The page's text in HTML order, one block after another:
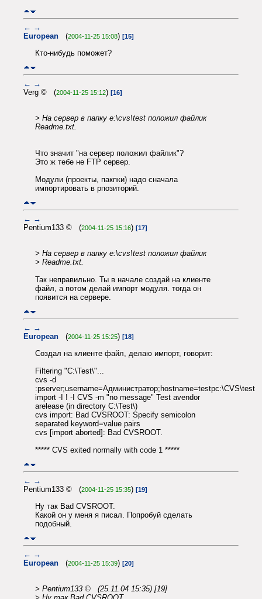
← →
European (2004-11-25 15:08) [15]
Кто-нибудь поможет?
← →
Verg © (2004-11-25 15:12) [16]
> На сервер в папку e:\cvs\test положил файлик
Readme.txt.
Что значит "на сервер положил файлик"?
Это ж тебе не FTP сервер.
Модули (проекты, пакпки) надо сначала
импортировать в рпозиторий.
← →
Pentium133 © (2004-11-25 15:16) [17]
> На сервер в папку e:\cvs\test положил файлик
> Readme.txt.
Так неправильно. Ты в начале создай на клиенте
файл, а потом делай импорт модуля. тогда он
появится на сервере.
← →
European (2004-11-25 15:25) [18]
Создал на клиенте файл, делаю импорт, говорит:
Filtering "C:\Test\"...
cvs -d
:pserver;username=Администратор;hostname=testpc:\CVS\test
import -I ! -I CVS -m "no message" Test avendor
arelease (in directory C:\Test\)
cvs import: Bad CVSROOT: Specify semicolon
separated keyword=value pairs
cvs [import aborted]: Bad CVSROOT.
***** CVS exited normally with code 1 *****
← →
Pentium133 © (2004-11-25 15:35) [19]
Ну так Bad CVSROOT.
Какой он у меня я писал. Попробуй сделать
подобный.
← →
European (2004-11-25 15:39) [20]
> Pentium133 © (25.11.04 15:35) [19]